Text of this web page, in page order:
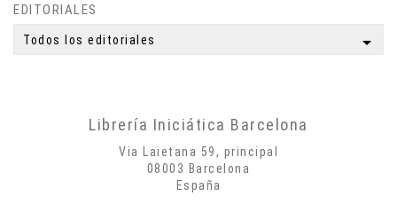
Simbología
Mitología
EDITORIALES
Todos los editoriales arrow_drop_down
Librería Iniciática Barcelona
Via Laietana 59, principal
08003 Barcelona
España